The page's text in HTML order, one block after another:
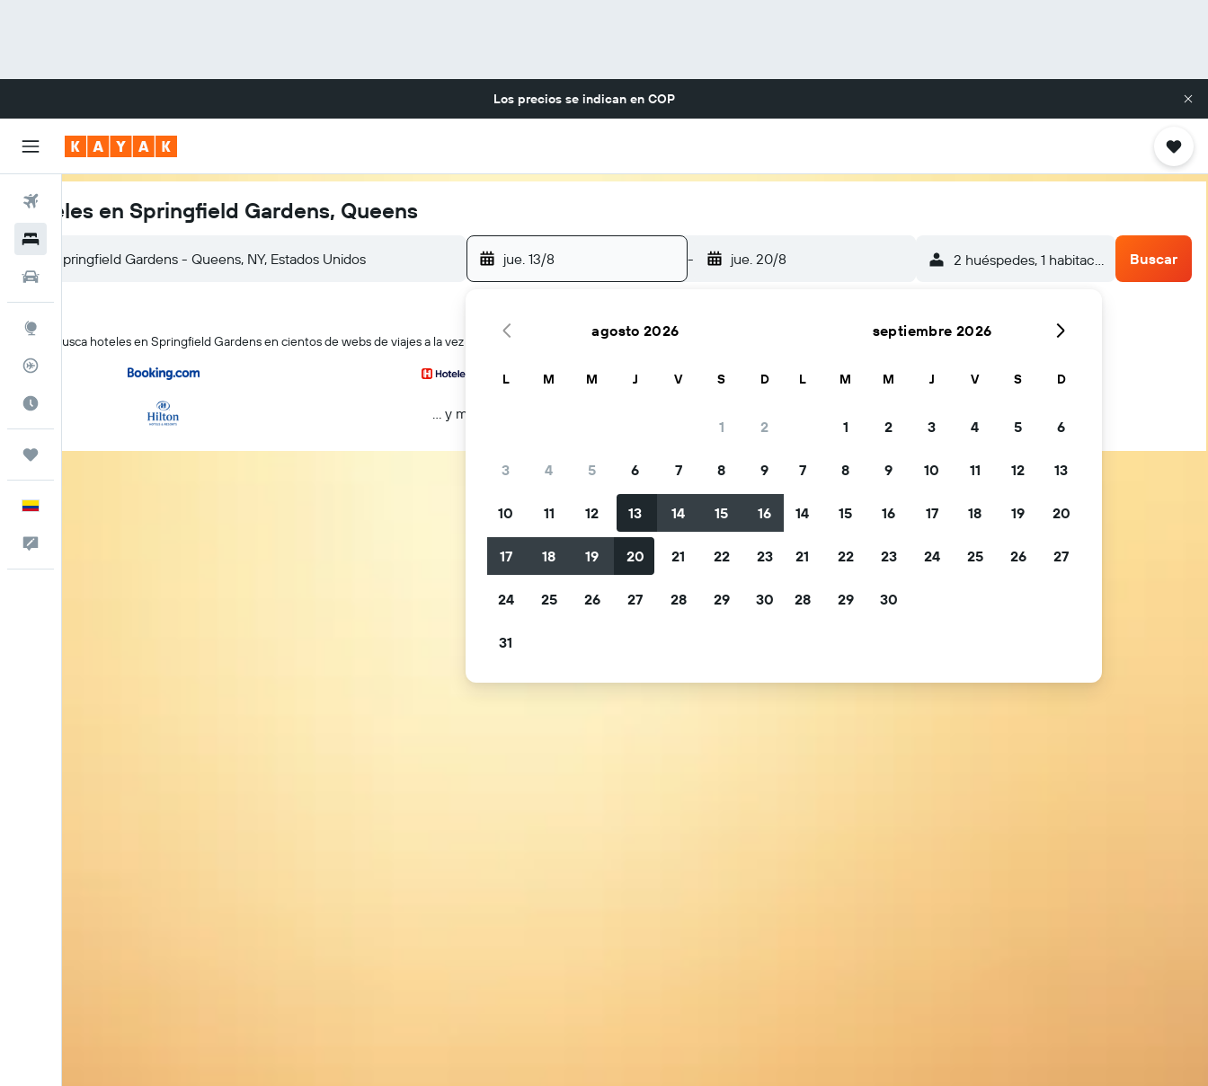
Los precios se indican en COP
Vuelos
Trips
Hoteles en Springfield Gardens, Queens
jue. 13/8 - jue. 20/8 2 huéspedes, 1 habitación Buscar
KAYAK busca hoteles en Springfield Gardens en cientos de webs de viajes a la vez
… y más
agosto 2026
L M M J V S D
1 2
3 4 5 6 7 8 9
10 11 12 13 14 15 16
17 18 19 20 21 22 23
24 25 26 27 28 29 30
31
septiembre 2026
L M M J V S D
1 2 3 4 5 6
7 8 9 10 11 12 13
14 15 16 17 18 19 20
21 22 23 24 25 26 27
28 29 30